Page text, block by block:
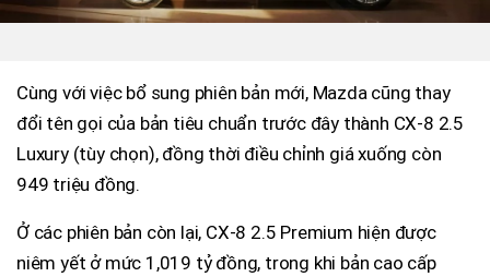
Cùng với việc bổ sung phiên bản mới, Mazda cũng thay
đổi tên gọi của bản tiêu chuẩn trước đây thành CX-8 2.5
Luxury (tùy chọn), đồng thời điều chỉnh giá xuống còn
949 triệu đồng.
Ở các phiên bản còn lại, CX-8 2.5 Premium hiện được
niêm yết ở mức 1,019 tỷ đồng, trong khi bản cao cấp